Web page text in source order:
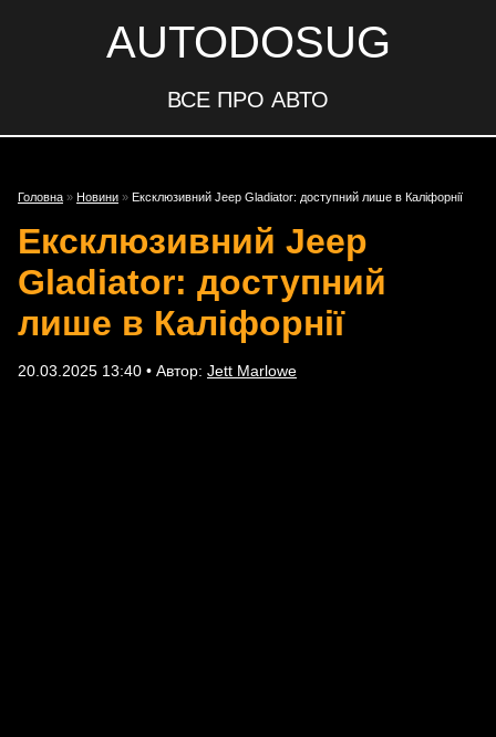
AUTODOSUG
ВСЕ ПРО АВТО
Головна » Новини » Ексклюзивний Jeep Gladiator: доступний лише в Каліфорнії
Ексклюзивний Jeep
Gladiator: доступний
лише в Каліфорнії
20.03.2025 13:40 • Автор: Jett Marlowe